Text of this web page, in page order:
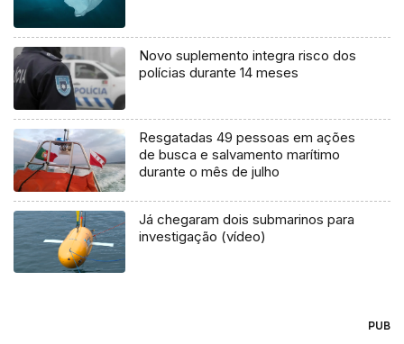
Novo suplemento integra risco dos
polícias durante 14 meses
Resgatadas 49 pessoas em ações
de busca e salvamento marítimo
durante o mês de julho
Já chegaram dois submarinos para
investigação (vídeo)
PUB